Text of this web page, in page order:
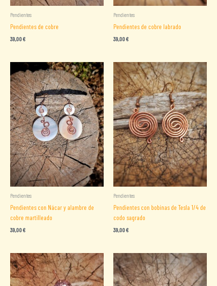
Pendientes
Pendientes de cobre
39,00€
Pendientes
Pendientes de cobre labrado
39,00€
Pendientes
Pendientes con Nácar y alambre de
cobre martilleado
39,00€
Pendientes
Pendientes con bobinas de Tesla 1/4 de
codo sagrado
39,00€